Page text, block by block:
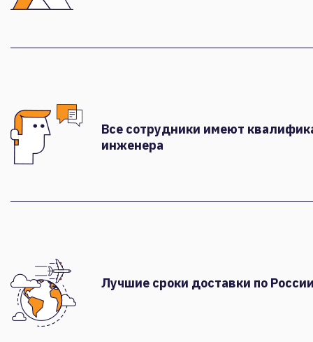
Все сотрудники имеют
инженера
Лучшие сроки доставки по